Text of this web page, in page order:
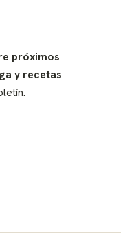
próximos
y recetas